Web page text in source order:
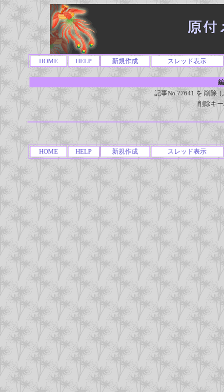
HOME HELP 新規作成 スレッド表示
記事No.77641 を 削除
削除キ
HOME HELP 新規作成 スレッド表示